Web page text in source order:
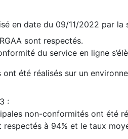
en date du 09/11/2022 par
sont respectés.
du service en ligne
ont été réalisés sur un
:
non-conformités ont été
respectés à 94% et le taux